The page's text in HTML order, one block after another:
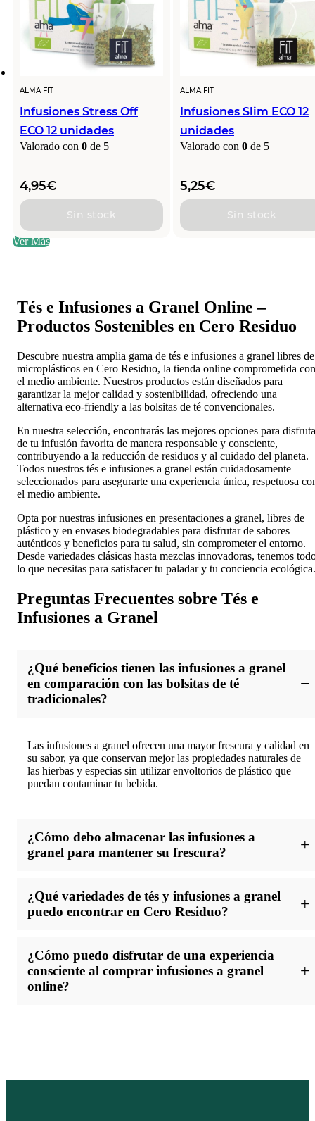
ALMA FIT
Infusiones Stress Off
ECO 12 unidades
Valorado con 0 de 5
4,95€
Sin stock
ALMA FIT
Infusiones Slim ECO 12
unidades
Valorado con 0 de 5
5,25€
Sin stock
Ver Más
Tés e Infusiones a Granel Online –
Productos Sostenibles en Cero Residuo
Descubre nuestra amplia gama de tés e infusiones a granel libres de
microplásticos en Cero Residuo, la tienda online comprometida con
el medio ambiente. Nuestros productos están diseñados para
garantizar la mejor calidad y sostenibilidad, ofreciendo una
alternativa eco-friendly a las bolsitas de té convencionales.
En nuestra selección, encontrarás las mejores opciones para
de tu infusión favorita de manera responsable y consciente,
contribuyendo a la reducción de residuos y al cuidado del planeta.
Todos nuestros tés e infusiones a granel están cuidadosamente
seleccionados para asegurarte una experiencia única, respetuosa
el medio ambiente.
Opta por nuestras infusiones en presentaciones a granel, libres de
plástico y en envases biodegradables para disfrutar de sabores
auténticos y beneficios para tu salud, sin comprometer el entorno.
Desde variedades clásicas hasta mezclas innovadoras, tenemos
lo que necesitas para satisfacer tu paladar y tu conciencia ecológica.
Preguntas Frecuentes sobre Tés e
Infusiones a Granel
¿Qué beneficios tienen las infusiones a granel
en comparación con las bolsitas de té
tradicionales?
Las infusiones a granel ofrecen una mayor frescura y calidad en
su sabor, ya que conservan mejor las propiedades naturales de
las hierbas y especias sin utilizar envoltorios de plástico que
puedan contaminar tu bebida.
¿Cómo debo almacenar las infusiones a
granel para mantener su frescura?
Para conservar la frescura de tus infusiones a granel, es
recomendable almacenarlas en recipientes herméticos, en un
lugar fresco y oscuro, alejado de la luz y la humedad.
¿Qué variedades de tés y infusiones a granel
puedo encontrar en Cero Residuo?
En Cero Residuo, disponemos de una amplia gama de tés y
infusiones a granel, que van desde los clásicos como el té verde
o negro hasta mezclas aromáticas y relajantes con ingredientes
naturales y sostenibles.
¿Cómo puedo disfrutar de una experiencia
consciente al comprar infusiones a granel
online?